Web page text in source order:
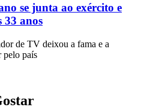
se junta ao exército e
33 anos
de TV deixou a fama e a
pelo país